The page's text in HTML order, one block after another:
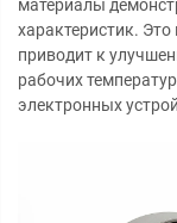
материалы
характеристик.
приводит к
рабочих
электронных